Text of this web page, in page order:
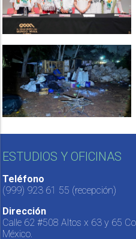
ESTUDIOS Y OFICINAS
Teléfono
(999) 923 61 55 (recepción)
Dirección
Calle 62 #508 Altos x 63 y 65
México.